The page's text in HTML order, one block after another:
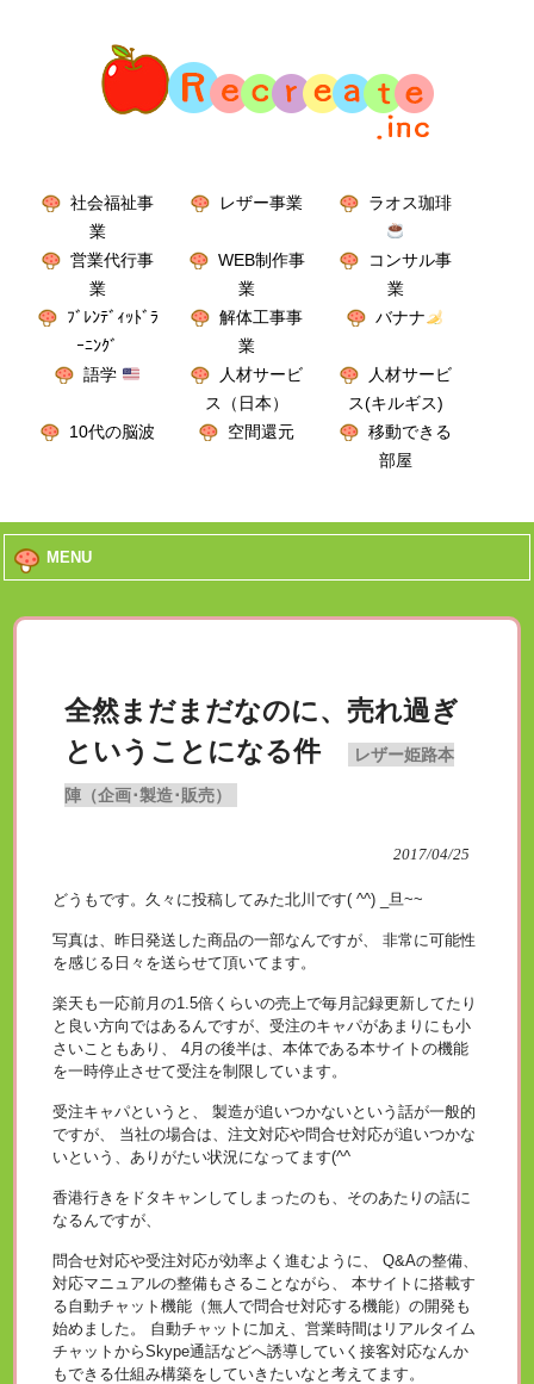
社会福祉事
業
レザー事業 ラオス珈琲
営業代行事
業
WEB制作事
業
コンサル事
業
ﾌﾞﾚﾝﾃﾞｨｯﾄﾞﾗ
ｰﾆﾝｸﾞ
解体工事事
業
バナナ
語学
人材サービ
ス（日本）
人材サービ
ス(キルギス)
10代の脳波
空間還元
移動できる
部屋
MENU
全然まだまだなのに、売れ過ぎ
ということになる件
レザー姫路本
陣（企画･製造･販売）
2017/04/25
どうもです。久々に投稿してみた北川です( ^^) _旦~~
写真は、昨日発送した商品の一部なんですが、 非常に可能性
を感じる日々を送らせて頂いてます。
楽天も一応前月の1.5倍くらいの売上で毎月記録更新してたり
と良い方向ではあるんですが、受注のキャパがあまりにも小
さいこともあり、 4月の後半は、本体である本サイトの機能
を一時停止させて受注を制限しています。
受注キャパというと、 製造が追いつかないという話が一般的
ですが、 当社の場合は、注文対応や問合せ対応が追いつかな
いという、ありがたい状況になってます(^^ゞ
香港行きをドタキャンしてしまったのも、そのあたりの話に
なるんですが、
問合せ対応や受注対応が効率よく進むように、 Q&Aの整備、
対応マニュアルの整備もさることながら、 本サイトに搭載す
る自動チャット機能（無人で問合せ対応する機能）の開発も
始めました。 自動チャットに加え、営業時間はリアルタイム
チャットからSkype通話などへ誘導していく接客対応なんか
もできる仕組み構築をしていきたいなと考えてます。